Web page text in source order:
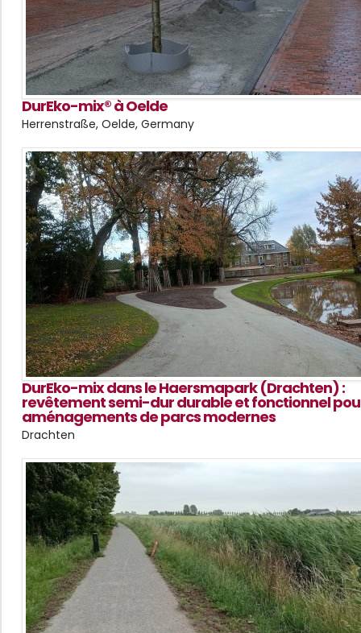
DurEko-mix® à Oelde
Herrenstraße, Oelde, Germany
DurEko-mix dans le Haersmapark (Drachten) :
revêtement semi-dur durable et fonctionnel
aménagements de parcs modernes
Drachten